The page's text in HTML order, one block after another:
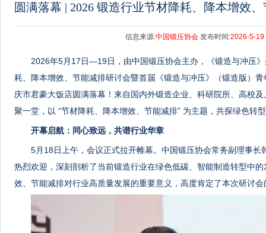
圆满落幕 | 2026 锻造行业节材降耗、降本增效
信息来源:中国锻压协会 发布时间:2026-5-19
2026年5月17日—19日，由中国锻压协会主办，《锻造与冲压
耗、降本增效、节能减排研讨会暨首届《锻造与冲压》（锻造版）
庆市君豪大饭店圆满落幕！来自国内外锻造企业、科研院所、高校
聚一堂，以 “节材降耗、降本增效、节能减排” 为主题，共探绿色转
开幕启航：同心致远，共谱行业华章
5月18日上午，会议正式拉开帷幕。中国锻压协会常务副理事长
热烈欢迎，深刻剖析了当前锻造行业在绿色低碳、智能制造转型中
效、节能减排对行业高质量发展的重要意义，高度肯定了本次研讨会